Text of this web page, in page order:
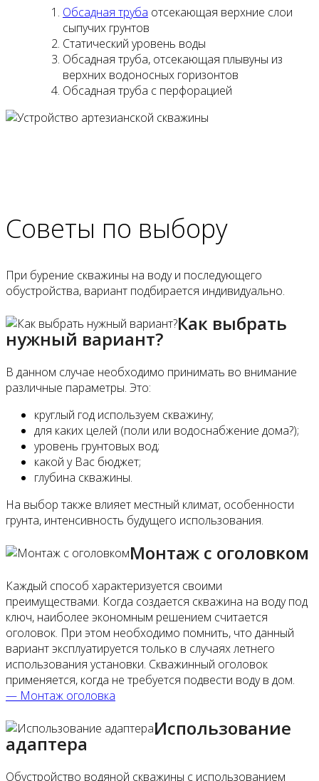
Обсадная труба отсекающая верхние слои
сыпучих грунтов
Статический уровень воды
Обсадная труба, отсекающая плывуны из
верхних водоносных горизонтов
Обсадная труба с перфорацией
Советы по выбору
При бурение скважины на воду и последующего
обустройства, вариант подбирается индивидуально.
Как выбрать
нужный вариант?
В данном случае необходимо принимать во внимание
различные параметры. Это:
круглый год используем скважину;
для каких целей (поли или водоснабжение дома?);
уровень грунтовых вод;
какой у Вас бюджет;
глубина скважины.
На выбор также влияет местный климат, особенности
грунта, интенсивность будущего использования.
Монтаж с оголовком
Каждый способ характеризуется своими
преимуществами. Когда создается скважина на воду под
ключ, наиболее экономным решением считается
оголовок. При этом необходимо помнить, что данный
вариант эксплуатируется только в случаях летнего
использования установки. Скважинный оголовок
применяется, когда не требуется подвести воду в дом.
— Монтаж оголовка
Использование
адаптера
Обустройство водяной скважины с использованием